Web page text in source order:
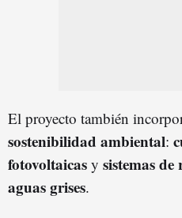
El proyecto también
sostenibilidad ambiental:
fotovoltaicas y sistemas
aguas grises.